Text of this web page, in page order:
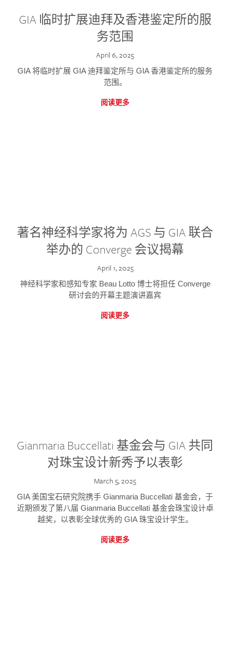
GIA 临时扩展迪拜及香港鉴定所的服
务范围
April 6, 2025
GIA 将临时扩展 GIA 迪拜鉴定所与 GIA 香港鉴定所的服务
范围。
阅读更多
著名神经科学家将为 AGS 与 GIA 联合
举办的 Converge 会议揭幕
April 1, 2025
神经科学家和感知专家 Beau Lotto 博士将担任 Converge
研讨会的开幕主题演讲嘉宾
阅读更多
Gianmaria Buccellati 基金会与 GIA 共同
对珠宝设计新秀予以表彰
March 5, 2025
GIA 美国宝石研究院携手 Gianmaria Buccellati 基金会，于
近期颁发了第八届 Gianmaria Buccellati 基金会珠宝设计卓
越奖，以表彰全球优秀的 GIA 珠宝设计学生。
阅读更多